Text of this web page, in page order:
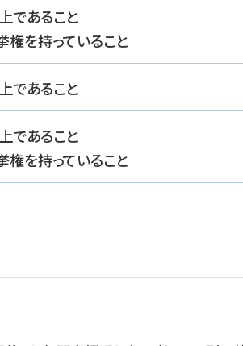
であること
を持っていること
であること
であること
を持っていること